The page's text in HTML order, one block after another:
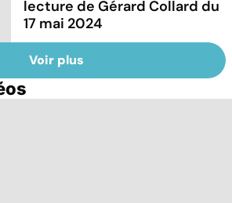
lecture de Gérard Collard du
17 mai 2024
Voir plus